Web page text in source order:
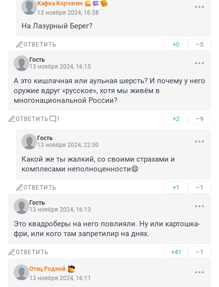
Кафка Корчагин
13 ноября 2024, 16:58
На Лазурный Берег?
ОТВЕТИТЬ +0 –5
Гость
13 ноября 2024, 16:15
А это кишлачная или аульная шерсть? И почему у него
оружие вдруг «русское», хотя мы живём в
многонациональной России?
ОТВЕТИТЬ 1 +2 –9
Гость
13 ноября 2024, 22:50
Какой же ты жалкий, со своими страхами и
комплесами неполноценности😄
ОТВЕТИТЬ +1 –1
Гость
13 ноября 2024, 16:13
Это квадроберы на него повлияли. Ну или картошка-
фри, или кого там запретилир на днях.
ОТВЕТИТЬ +41 –1
Отец Родной
13 ноября 2024, 16:11